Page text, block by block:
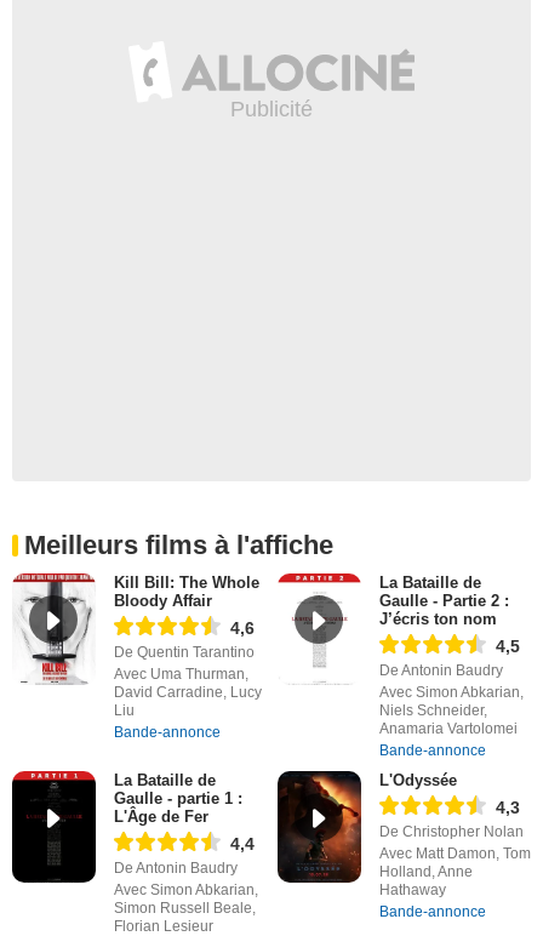
Meilleurs films à l'affiche
Kill Bill: The Whole
Bloody Affair
4,6
De Quentin Tarantino
Avec Uma Thurman,
David Carradine, Lucy
Liu
Bande-annonce
La Bataille de
Gaulle - Partie 2 :
J’écris ton nom
4,5
De Antonin Baudry
Avec Simon Abkarian,
Niels Schneider,
Anamaria Vartolomei
Bande-annonce
La Bataille de
Gaulle - partie 1 :
L'Âge de Fer
4,4
De Antonin Baudry
Avec Simon Abkarian,
Simon Russell Beale,
Florian Lesieur
L'Odyssée
4,3
De Christopher Nolan
Avec Matt Damon, Tom
Holland, Anne
Hathaway
Bande-annonce